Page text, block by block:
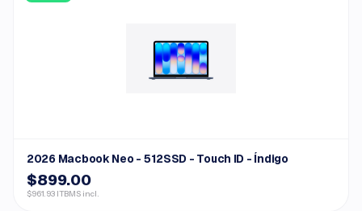
2026 Macbook Neo - 512SSD - Touch ID - Índigo
$899.00
$961.93 ITBMS incl.